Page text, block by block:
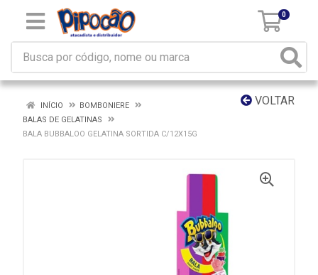
0
VOLTAR
INÍCIO
BOMBONIERE
BALAS DE GELATINAS
BALA BUBBALOO GELATINA SORTIDA C/12X15G